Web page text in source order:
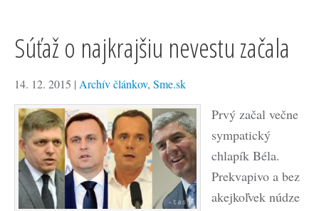
Súťaž o najkrajšiu nevestu začala
14. 12. 2015 | Archív článkov, Sme.sk
Prvý začal večne
sympatický
chlapík Béla.
Prekvapivo a bez
akejkoľvek núdze